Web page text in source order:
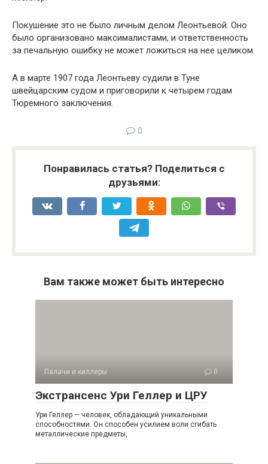
Покушение это не было личным делом Леонтьевой. Оно
было организовано максималистами, и ответственность
за печальную ошибку не может ложиться на нее целиком.
А в марте 1907 года Леонтьеву судили в Туне
швейцарским судом и приговорили к четырем годам
Тюремного заключения.
0
Понравилась статья? Поделиться с
друзьями:
Вам также может быть интересно
Палачи и киллеры 0
Экстрансенс Ури Геллер и ЦРУ
Ури Геллер — человек, обладающий уникальными
способностями. Он способен усилием воли сгибать
металлические предметы,